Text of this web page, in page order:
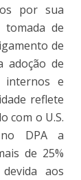
por sua
de
de
adoção de
internos e
reflete
com o U.S.
no DPA a
de 25%
aos